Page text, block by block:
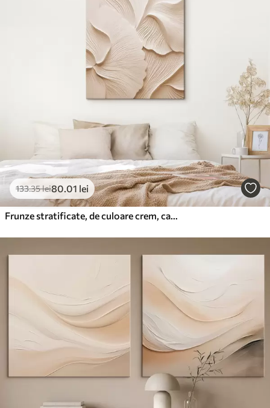
133.35lei80.01 lei
Frunze stratificate, de culoare crem, care formează motive florale abstracte, artă texturată